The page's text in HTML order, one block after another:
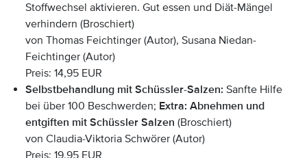
Stoffwechsel aktivieren. Gut essen und Diät-Mängel
verhindern (Broschiert)
von Thomas Feichtinger (Autor), Susana Niedan-
Feichtinger (Autor)
Preis: 14,95 EUR
Selbstbehandlung mit Schüssler-Salzen: Sanfte Hilfe
bei über 100 Beschwerden; Extra: Abnehmen und
entgiften mit Schüssler Salzen (Broschiert)
von Claudia-Viktoria Schwörer (Autor)
Preis: 19,95 EUR